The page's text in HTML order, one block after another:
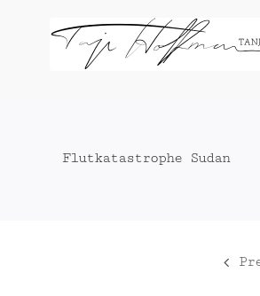
Flutkatastrophe Sudan